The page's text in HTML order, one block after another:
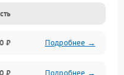
₽ Подробнее →